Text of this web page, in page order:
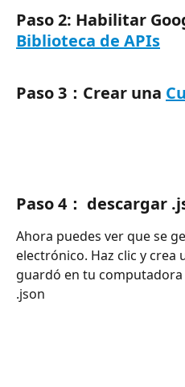
Paso 2: Habilitar
Biblioteca de APIs
Paso 3：Crear una
Paso 4： descargar
Ahora puedes ver que se
electrónico. Haz clic y crea
guardó en tu
.json